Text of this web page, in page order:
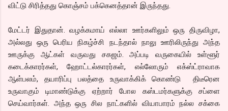
விட்டு சிரித்தது கொஞ்சம் பக்கெனத்தான் இருந்தது.
மேட்டர் இதுதான். வழக்கமாய் எல்லா ஊர்களிலும் ஒரு திருவிழா,
அல்லது ஒரு பெரிய நிகழ்ச்சி நடந்தால் நாலு ஊரிலிருந்து அந்த
ஊருக்கு ஆட்கள் வருவது சகஜம். அப்படி வருகையில் உள்ளூர்
கடைக்காரர்கள், ஹோட்டல்காரர்கள், எல்லோரும் எக்ஸ்ட்ராவாக
ஆள்பலம், தயாரிப்பு பலத்தை உருவாக்கிக் கொண்டு திடீரென
உருவாகும் டிமாண்டுக்கு ஏற்றார் போல கஸ்டமர்களுக்கு சப்ளை
செய்வார்கள். அந்த ஒரு சில நாட்களில் வியாபாரம் நல்ல சக்கை